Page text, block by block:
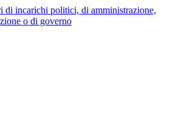
di incarichi politici, di amministrazione,
o di governo